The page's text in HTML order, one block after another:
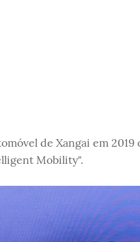
de Xangai em 2019
Mobility".